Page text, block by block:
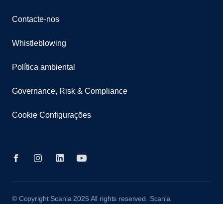
Contacte-nos
Whistleblowing
Política ambiental
Governance, Risk & Compliance
Cookie Configurações
© Copyright Scania 2025 All rights reserved. Scania